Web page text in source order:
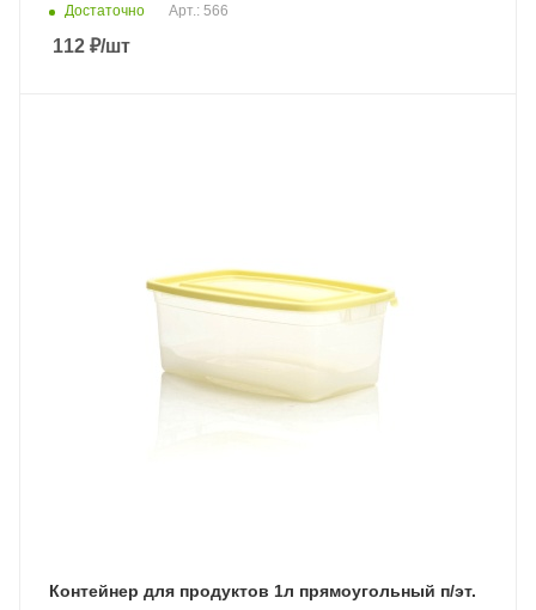
Достаточно Арт.: 566
112 ₽/шт
Контейнер для продуктов 1л прямоугольный п/эт.